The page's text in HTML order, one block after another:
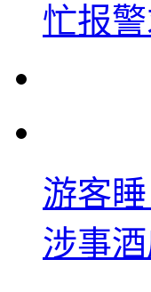
忙报
游客
涉事